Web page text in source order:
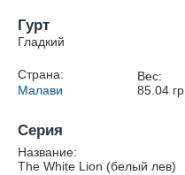
Гурт
Гладкий
Страна:
Малави
Вес:
85.04гр.
Серия
Название:
The White Lion (белый лев)